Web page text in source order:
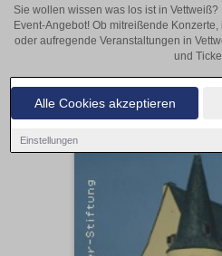
Alle Cookies akzeptieren
Einstellungen
Sie wollen wissen was los ist in
Event-Angebot! Ob mitreißende
oder aufregende Veranstaltungen in
und